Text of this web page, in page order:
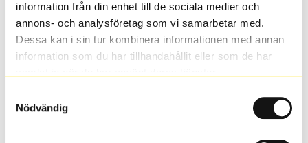
information från din enhet till de sociala medier och
annons- och analysföretag som vi samarbetar med.
Dessa kan i sin tur kombinera informationen med annan
information som du har tillhandahållit eller som de har
Nödvändig
Ange registreringsnummer för att se om det däck du
valt passar din bilmodell. Om du köper däck som skall
sättas på dina befintliga fälgar, se till att kolla en extra
inte vara samma dimension som bilen hade ut från